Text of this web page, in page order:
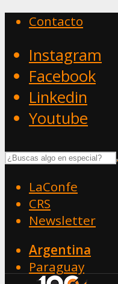
Contacto
Instagram
Facebook
Linkedin
Youtube
LaConfe
CRS
Newsletter
Argentina
Paraguay